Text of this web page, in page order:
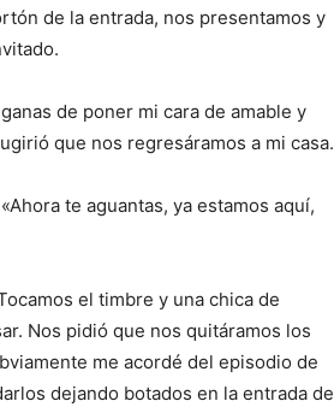
de la entrada, nos presentamos y
de poner mi cara de amable y
que nos regresáramos a mi casa.
te aguantas, ya estamos aquí,
el timbre y una chica de
Nos pidió que nos quitáramos los
me acordé del episodio de
dejando botados en la entrada de